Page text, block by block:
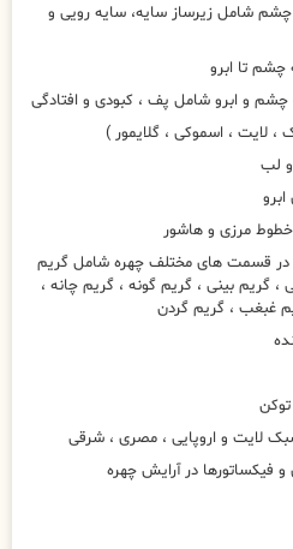
شامل زیرساز سایه، سایه رویی و
چشم تا ابرو
و ابرو شامل پف ، کبودی و افتادگی
لایت ، اسموکی ، گلایمور )
و لب
خطوط مرزی و هاشور
در قسمت های مختلف چهره شامل گریم
گریم بینی ، گریم گونه ، گریم چانه ،
غبغب ، گریم گردن
لایت و اروپایی ، مصری ، شرقی
فیکساتورها در آرایش چهره